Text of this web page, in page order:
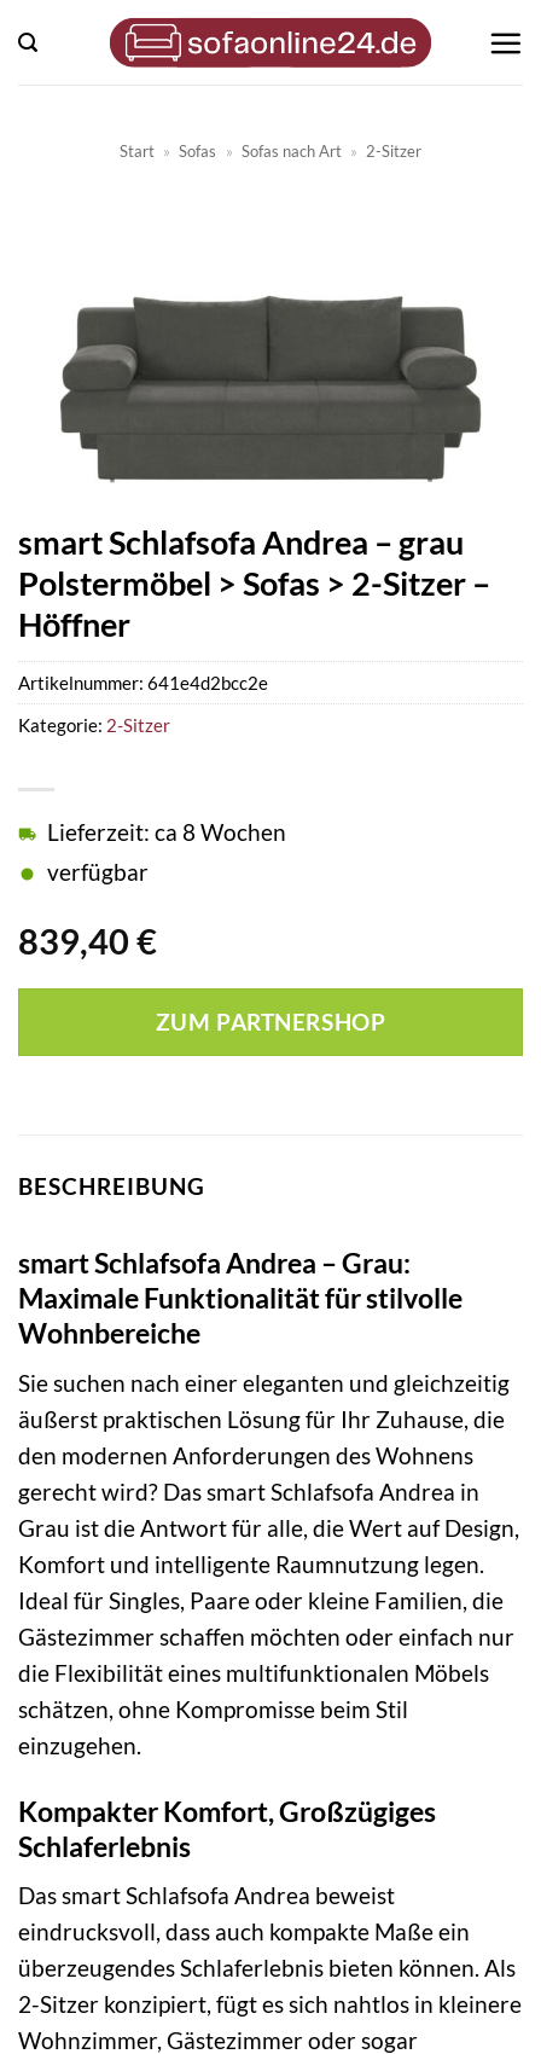
Inhalt
springen
Start » Sofas » Sofas nach Art » 2-Sitzer
smart Schlafsofa Andrea – grau
Polstermöbel > Sofas > 2-Sitzer –
Höffner
839,40 €
Lieferzeit: ca 8 Wochen
verfügbar
ZUM PARTNERSHOP
Artikelnummer: 641e4d2bcc2e
Kategorie: 2-Sitzer
BESCHREIBUNG
smart Schlafsofa Andrea – Grau:
Maximale Funktionalität für stilvolle
Wohnbereiche
Sie suchen nach einer eleganten und gleichzeitig
äußerst praktischen Lösung für Ihr Zuhause, die
den modernen Anforderungen des Wohnens
gerecht wird? Das smart Schlafsofa Andrea in
Grau ist die Antwort für alle, die Wert auf Design,
Komfort und intelligente Raumnutzung legen.
Ideal für Singles, Paare oder kleine Familien, die
Gästezimmer schaffen möchten oder einfach nur
die Flexibilität eines multifunktionalen Möbels
schätzen, ohne Kompromisse beim Stil
einzugehen.
Kompakter Komfort, Großzügiges
Schlaferlebnis
Das smart Schlafsofa Andrea beweist
eindrucksvoll, dass auch kompakte Maße ein
überzeugendes Schlaferlebnis bieten können. Als
2-Sitzer konzipiert, fügt es sich nahtlos in kleinere
Wohnzimmer, Gästezimmer oder sogar